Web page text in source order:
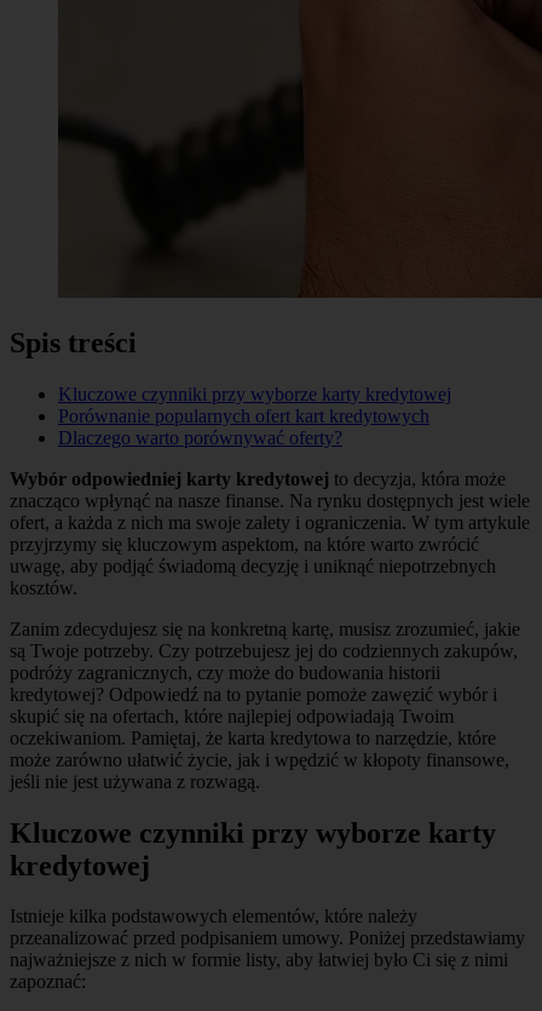
Spis treści
Kluczowe czynniki przy wyborze karty kredytowej
Porównanie popularnych ofert kart kredytowych
Dlaczego warto porównywać oferty?
Wybór odpowiedniej karty kredytowej to decyzja, która może
znacząco wpłynąć na nasze finanse. Na rynku dostępnych jest wiele
ofert, a każda z nich ma swoje zalety i ograniczenia. W tym artykule
przyjrzymy się kluczowym aspektom, na które warto zwrócić
uwagę, aby podjąć świadomą decyzję i uniknąć niepotrzebnych
kosztów.
Zanim zdecydujesz się na konkretną kartę, musisz zrozumieć, jakie
są Twoje potrzeby. Czy potrzebujesz jej do codziennych zakupów,
podróży zagranicznych, czy może do budowania historii
kredytowej? Odpowiedź na to pytanie pomoże zawęzić wybór i
skupić się na ofertach, które najlepiej odpowiadają Twoim
oczekiwaniom. Pamiętaj, że karta kredytowa to narzędzie, które
może zarówno ułatwić życie, jak i wpędzić w kłopoty finansowe,
jeśli nie jest używana z rozwagą.
Kluczowe czynniki przy wyborze karty
kredytowej
Istnieje kilka podstawowych elementów, które należy
przeanalizować przed podpisaniem umowy. Poniżej przedstawiamy
najważniejsze z nich w formie listy, aby łatwiej było Ci się z nimi
zapoznać: